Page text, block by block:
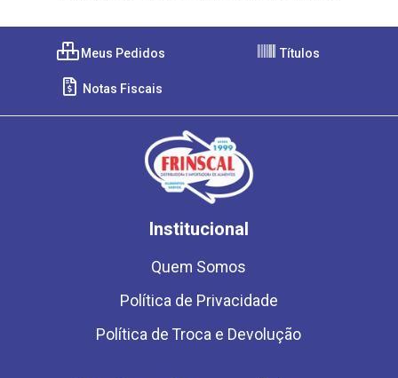
Meus Pedidos Títulos
Notas Fiscais
Institucional
Quem Somos
Política de Privacidade
Política de Troca e Devolução